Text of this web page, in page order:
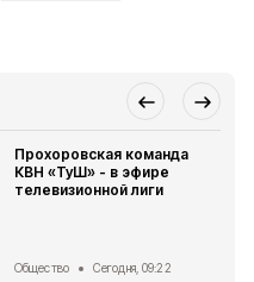
Прохоровская команда
КВН «ТуШ» - в эфире
телевизионной лиги
Общество Сегодня, 09:22